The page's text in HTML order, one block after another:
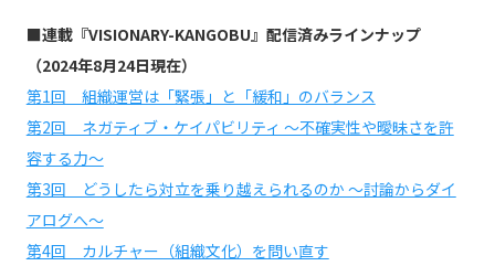
■連載『VISIONARY-KANGOBU』配信済みラインナップ
（2024年8月24日現在）
第1回 組織運営は「緊張」と「緩和」のバランス
第2回 ネガティブ・ケイパビリティ ～不確実性や曖昧さを許
容する力～
第3回 どうしたら対立を乗り越えられるのか ～討論からダイ
アログへ～
第4回 カルチャー（組織文化）を問い直す